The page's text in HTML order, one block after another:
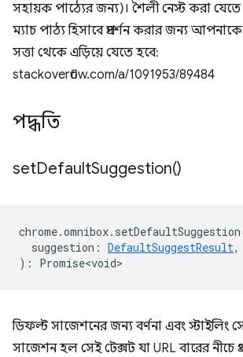
সহায়ক পাঠ্যের জন্য)। শৈলী নেস্ট করা যেতে
ম্যাচ পাঠ্য হিসাবে প্রদর্শন করার জন্য আপনাকে
সত্তা থেকে এড়িয়ে যেতে হবে:
stackoverflow.com/a/1091953/89484
পদ্ধতি
setDefaultSuggestion()
chrome.omnibox. setDefaultSuggestion
suggestion : DefaultSuggestResult,
) : Promise<void>
ডিফল্ট সাজেশনের জন্য বর্ণনা এবং স্টাইলিং
সাজেশন হল সেই টেক্সট যা URL বারের নীচে